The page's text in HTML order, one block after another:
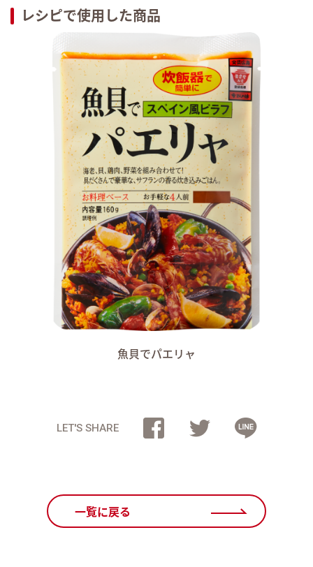
レシピで使用した商品
魚貝でパエリャ
LET'S SHARE
一覧に戻る